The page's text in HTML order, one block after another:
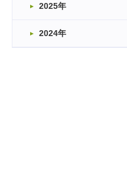
2025年
2024年